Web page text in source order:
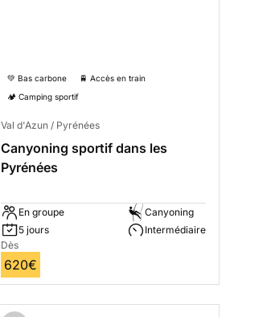
💚 Bas carbone
🚆 Accès en train
🏕️ Camping sportif
Val d'Azun / Pyrénées
Canyoning sportif dans les
Pyrénées
En groupe
5 jours
Canyoning
Intermédiaire
Dès
620€